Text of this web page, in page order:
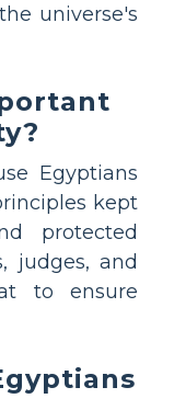
universe's
Egyptians
kept
protected
judges, and
to ensure